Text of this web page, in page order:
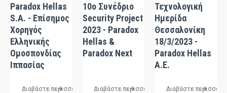
Paradox Hellas
S.A. - Επίσημος
Χορηγός
Ελληνικής
Ομοσπονδίας
Ιππασίας
Διαβάστε περισσότερα
10ο Συνέδριο
Security Project
2023 - Paradox
Hellas &
Paradox Next
Διαβάστε περισσότερα
Τεχνολογική
Ημερίδα
Θεσσαλονίκη
18/3/2023 -
Paradox Hellas
A.E.
Διαβάστε